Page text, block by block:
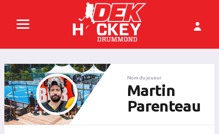
Nom du joueur
Martin
Parenteau